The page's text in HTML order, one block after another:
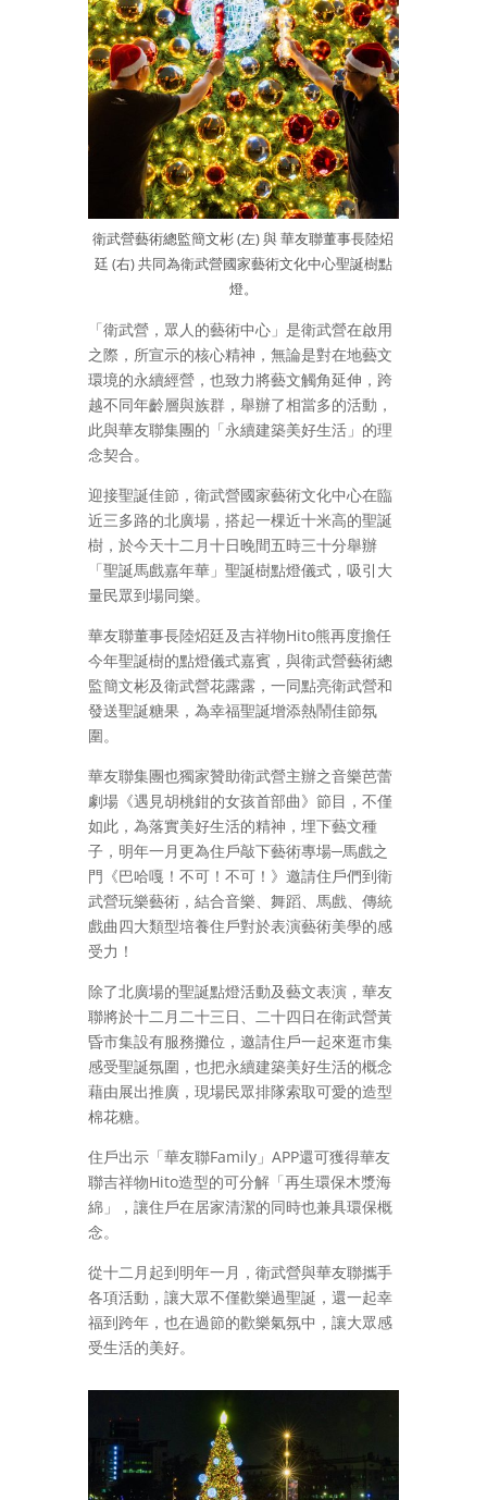
衛武營藝術總監簡文彬 (左) 與 華友聯董事長陸炤
廷 (右) 共同為衛武營國家藝術文化中心聖誕樹點
燈。
「衛武營，眾人的藝術中心」是衛武營在啟用
之際，所宣示的核心精神，無論是對在地藝文
環境的永續經營，也致力將藝文觸角延伸，跨
越不同年齡層與族群，舉辦了相當多的活動，
此與華友聯集團的「永續建築美好生活」的理
念契合。
迎接聖誕佳節，衛武營國家藝術文化中心在臨
近三多路的北廣場，搭起一棵近十米高的聖誕
樹，於今天十二月十日晚間五時三十分舉辦
「聖誕馬戲嘉年華」聖誕樹點燈儀式，吸引大
量民眾到場同樂。
華友聯董事長陸炤廷及吉祥物Hito熊再度擔任
今年聖誕樹的點燈儀式嘉賓，與衛武營藝術總
監簡文彬及衛武營花露露，一同點亮衛武營和
發送聖誕糖果，為幸福聖誕增添熱鬧佳節氛
圍。
華友聯集團也獨家贊助衛武營主辦之音樂芭蕾
劇場《遇見胡桃鉗的女孩首部曲》節目，不僅
如此，為落實美好生活的精神，埋下藝文種
子，明年一月更為住戶敲下藝術專場─馬戲之
門《巴哈嘎！不可！不可！》邀請住戶們到衛
武營玩樂藝術，結合音樂、舞蹈、馬戲、傳統
戲曲四大類型培養住戶對於表演藝術美學的感
受力！
除了北廣場的聖誕點燈活動及藝文表演，華友
聯將於十二月二十三日、二十四日在衛武營黃
昏市集設有服務攤位，邀請住戶一起來逛市集
感受聖誕氛圍，也把永續建築美好生活的概念
藉由展出推廣，現場民眾排隊索取可愛的造型
棉花糖。
住戶出示「華友聯Family」APP還可獲得華友
聯吉祥物Hito造型的可分解「再生環保木漿海
綿」，讓住戶在居家清潔的同時也兼具環保概
念。
從十二月起到明年一月，衛武營與華友聯攜手
各項活動，讓大眾不僅歡樂過聖誕，還一起幸
福到跨年，也在過節的歡樂氣氛中，讓大眾感
受生活的美好。